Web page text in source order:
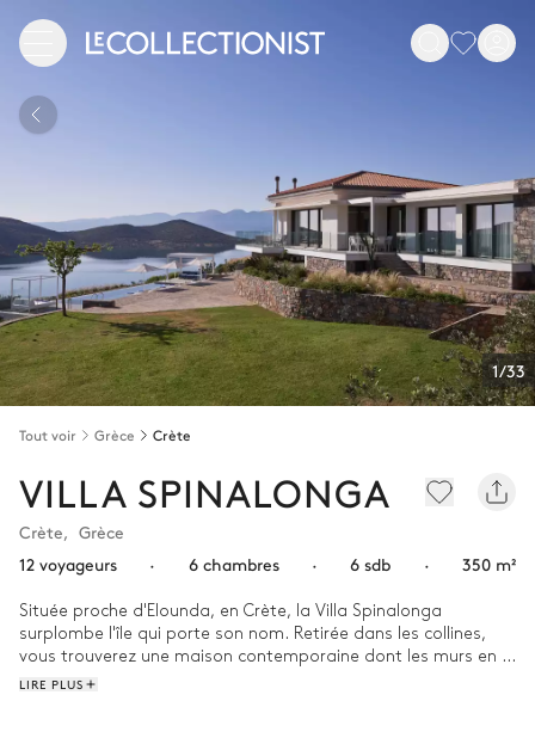
1/33
Tout voir Grèce Crète
VILLA SPINALONGA
Crète, Grèce
12 voyageurs
· 6 chambres · 6 sdb · 350 m²
Située proche d'Elounda, en Crète, la Villa Spinalonga
surplombe l'île qui porte son nom. Retirée dans les collines,
vous trouverez une maison contemporaine dont les murs en
pierre cachent un intérieur moderne et élégant.
LIRE PLUS